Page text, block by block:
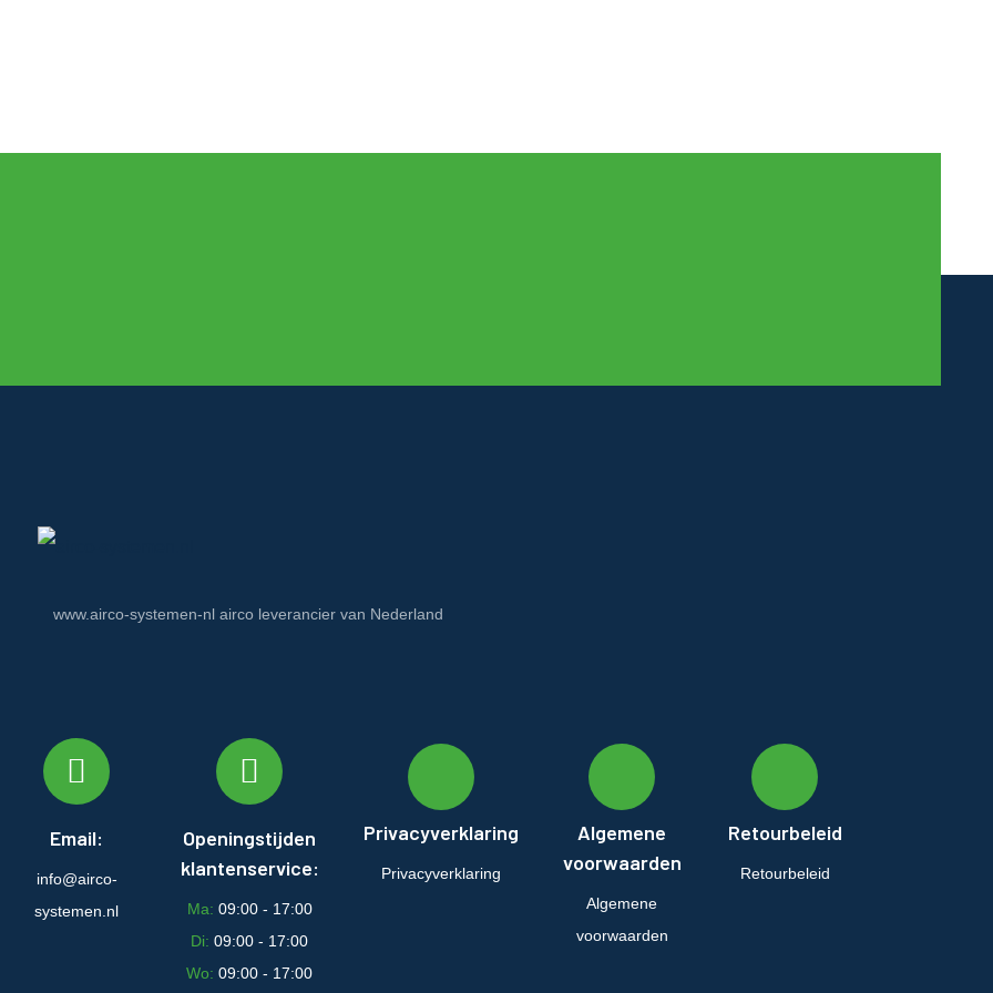
www.airco-systemen-nl airco leverancier van Nederland
Email:
info@airco-
systemen.nl
Openingstijden
klantenservice:
Ma: 09:00 - 17:00
Di: 09:00 - 17:00
Wo: 09:00 - 17:00
Privacyverklaring
Privacyverklaring
Algemene
voorwaarden
Algemene
voorwaarden
Retourbeleid
Retourbeleid